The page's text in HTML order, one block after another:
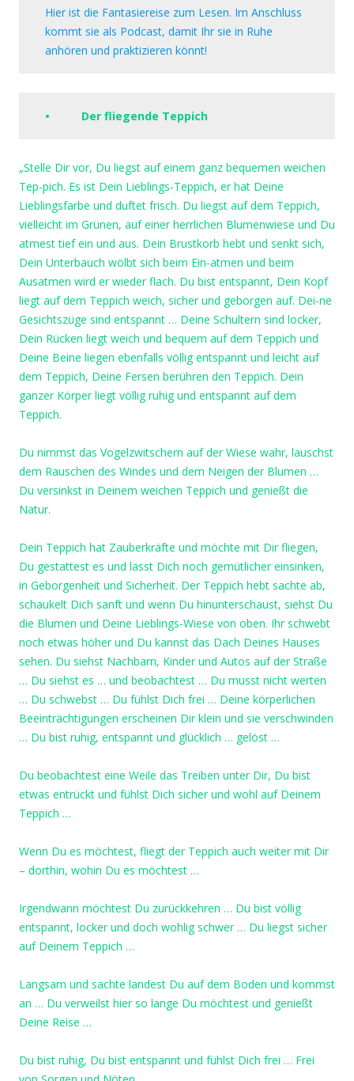
Hier ist die Fantasiereise zum Lesen. Im Anschluss
kommt sie als Podcast, damit Ihr sie in Ruhe
anhören und praktizieren könnt!
• Der fliegende Teppich
„Stelle Dir vor, Du liegst auf einem ganz bequemen weichen
Tep-pich. Es ist Dein Lieblings-Teppich, er hat Deine
Lieblingsfarbe und duftet frisch. Du liegst auf dem Teppich,
vielleicht im Grünen, auf einer herrlichen Blumenwiese und Du
atmest tief ein und aus. Dein Brustkorb hebt und senkt sich,
Dein Unterbauch wölbt sich beim Ein-atmen und beim
Ausatmen wird er wieder flach. Du bist entspannt, Dein Kopf
liegt auf dem Teppich weich, sicher und geborgen auf. Dei-ne
Gesichtszüge sind entspannt … Deine Schultern sind locker,
Dein Rücken liegt weich und bequem auf dem Teppich und
Deine Beine liegen ebenfalls völlig entspannt und leicht auf
dem Teppich, Deine Fersen berühren den Teppich. Dein
ganzer Körper liegt völlig ruhig und entspannt auf dem
Teppich.
Du nimmst das Vogelzwitschern auf der Wiese wahr, lauschst
dem Rauschen des Windes und dem Neigen der Blumen …
Du versinkst in Deinem weichen Teppich und genießt die
Natur.
Dein Teppich hat Zauberkräfte und möchte mit Dir fliegen,
Du gestattest es und lässt Dich noch gemütlicher einsinken,
in Geborgenheit und Sicherheit. Der Teppich hebt sachte ab,
schaukelt Dich sanft und wenn Du hinunterschaust, siehst Du
die Blumen und Deine Lieblings-Wiese von oben. Ihr schwebt
noch etwas höher und Du kannst das Dach Deines Hauses
sehen. Du siehst Nachbarn, Kinder und Autos auf der Straße
… Du siehst es … und beobachtest … Du musst nicht werten
… Du schwebst … Du fühlst Dich frei … Deine körperlichen
Beeinträchtigungen erscheinen Dir klein und sie verschwinden
… Du bist ruhig, entspannt und glücklich … gelöst …
Du beobachtest eine Weile das Treiben unter Dir, Du bist
etwas entrückt und fühlst Dich sicher und wohl auf Deinem
Teppich …
Wenn Du es möchtest, fliegt der Teppich auch weiter mit Dir
– dorthin, wohin Du es möchtest …
Irgendwann möchtest Du zurückkehren … Du bist völlig
entspannt, locker und doch wohlig schwer … Du liegst sicher
auf Deinem Teppich …
Langsam und sachte landest Du auf dem Boden und kommst
an … Du verweilst hier so lange Du möchtest und genießt
Deine Reise …
Du bist ruhig, Du bist entspannt und fühlst Dich frei … Frei